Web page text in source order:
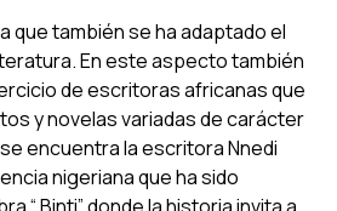
que también se ha adaptado el
En este aspecto también
de escritoras africanas que
y novelas variadas de carácter
encuentra la escritora Nnedi
nigeriana que ha sido